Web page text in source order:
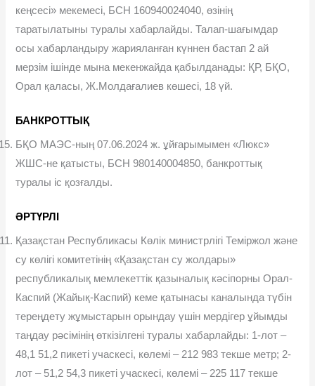
кеңсесі» мекемесі, БСН 160940024040, өзінің
таратылатыны туралы хабарлайды. Талап-шағымдар
осы хабарландыру жарияланған күннен бастап 2 ай
мерзім ішінде мына мекенжайда қабылданады: ҚР, БҚО,
Орал қаласы, Ж.Молдағалиев көшесі, 18 үй.
БАНКРОТТЫҚ
БҚО МАЭС-ның 07.06.2024 ж. ұйғарымымен «Люкс»
ЖШС-не қатысты, БСН 980140004850, банкроттық
туралы іс қозғалды.
ӘРТҮРЛІ
Қазақстан Республикасы Көлік министрлігі Теміржол және
су көлігі комитетінің «Қазақстан су жолдары»
республикалық мемлекеттік қазыналық кәсіпорны Орал-
Каспий (Жайық-Каспий) кеме қатынасы каналында түбін
тереңдету жұмыстарын орындау үшін мердігер ұйымды
таңдау рәсімінің өткізілгені туралы хабарлайды: 1-лот –
48,1 51,2 пикеті учаскесі, көлемі – 212 983 текше метр; 2-
лот – 51,2 54,3 пикеті учаскесі, көлемі – 225 117 текше